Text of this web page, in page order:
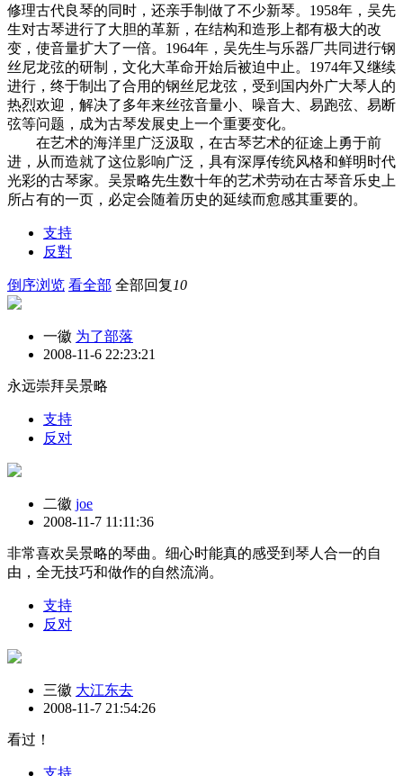
修理古代良琴的同时，还亲手制做了不少新琴。1958年，吴先
生对古琴进行了大胆的革新，在结构和造形上都有极大的改
变，使音量扩大了一倍。1964年，吴先生与乐器厂共同进行钢
丝尼龙弦的研制，文化大革命开始后被迫中止。1974年又继续
进行，终于制出了合用的钢丝尼龙弦，受到国内外广大琴人的
热烈欢迎，解决了多年来丝弦音量小、噪音大、易跑弦、易断
弦等问题，成为古琴发展史上一个重要变化。
在艺术的海洋里广泛汲取，在古琴艺术的征途上勇于前
进，从而造就了这位影响广泛，具有深厚传统风格和鲜明时代
光彩的古琴家。吴景略先生数十年的艺术劳动在古琴音乐史上
所占有的一页，必定会随着历史的延续而愈感其重要的。
支持
反對
倒序浏览 看全部 全部回复 10
一徽 为了部落
2008-11-6 22:23:21
永远崇拜吴景略
支持
反对
二徽 joe
2008-11-7 11:11:36
非常喜欢吴景略的琴曲。细心时能真的感受到琴人合一的自
由，全无技巧和做作的自然流淌。
支持
反对
三徽 大江东去
2008-11-7 21:54:26
看过！
支持